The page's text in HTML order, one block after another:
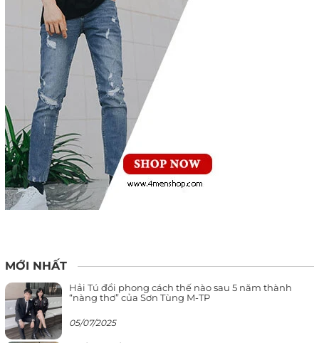
MỚI NHẤT
Hải Tú đổi phong cách thế nào sau 5 năm thành
“nàng thơ” của Sơn Tùng M-TP
05/07/2025